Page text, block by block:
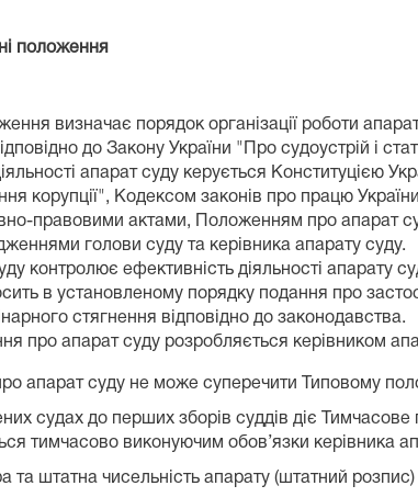
положення
визначає порядок організації роботи
до Закону України "Про судоустрій і
апарат суду керується Конституцією
корупції", Кодексом законів про працю
правовими актами, Положенням про апарат
голови суду та керівника апарату суду.
контролює ефективність діяльності апарату
в установленому порядку подання про
стягнення відповідно до законодавства.
про апарат суду розробляється керівником
апарат суду не може суперечити Типовому
судах до перших зборів суддів діє
тимчасово виконуючим обов’язки керівника
та штатна чисельність апарату (штатний